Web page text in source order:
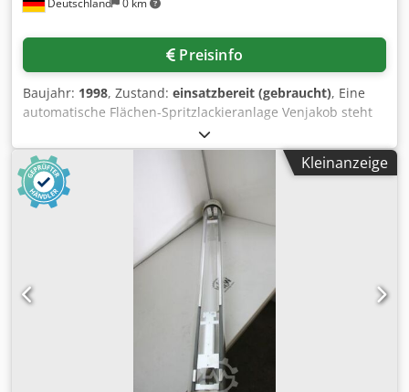
Deutschland 0 km
Preisinfo
Baujahr: 1998, Zustand: einsatzbereit (gebraucht), Eine
automatische Flächen-Spritzlackieranlage Venjakob steht
zur Verfügung. Spritzmaterial: Wasserlack, Arbeitsbreite:
1300mm, max. Durchlasshöhe: 70mm,
Arbeitshöhenbereich: 880mm-920mm, min.
Werkstückdimensionen X/Y: 100mm/200mm, max.
Werkstückdimensionen X/Y: 1200mm/3000mm, max.
Spritzmaterialdruck: 200bar, Arbeitsgeschwindigkeit:
3m/min. Eine Besichtigung vor Ort ist möglich. Dsdpfx
Kleinanzeige